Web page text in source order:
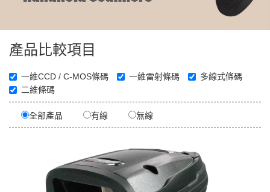
產品比較項目
一維CCD / C-MOS條碼 一維雷射條碼
多線式條碼
二維條碼
全部產品 有線 無線